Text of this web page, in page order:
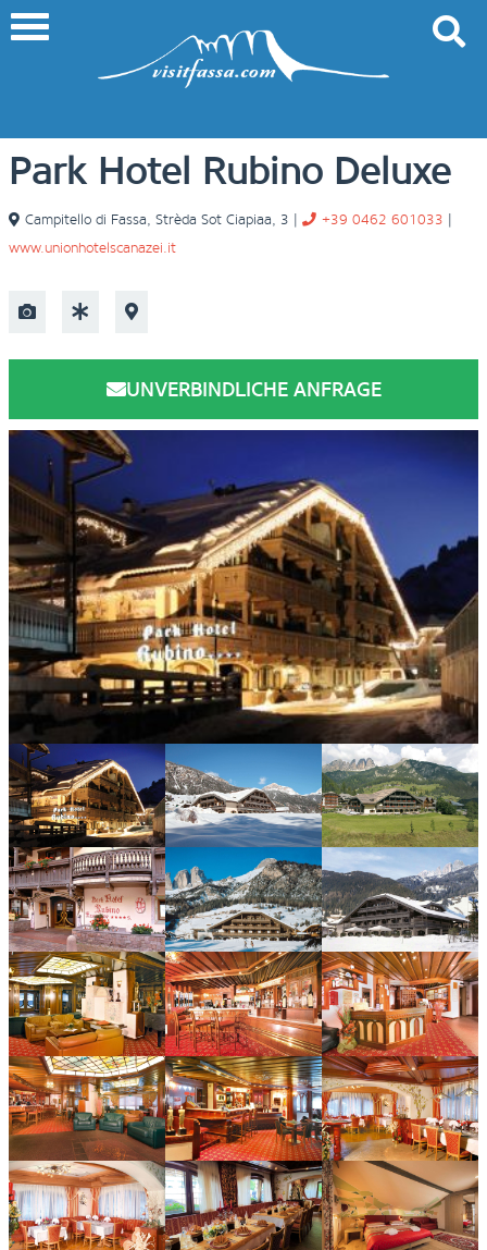
Park Hotel Rubino Deluxe
Campitello di Fassa, Strèda Sot Ciapiaa, 3 | +39 0462 601033 |
www.unionhotelscanazei.it
UNVERBINDLICHE ANFRAGE